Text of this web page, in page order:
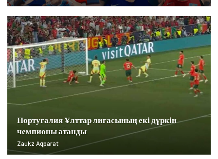
Португалия Ұлттар лигасының екі дүркін
чемпионы атанды
Zaukz Aqparat